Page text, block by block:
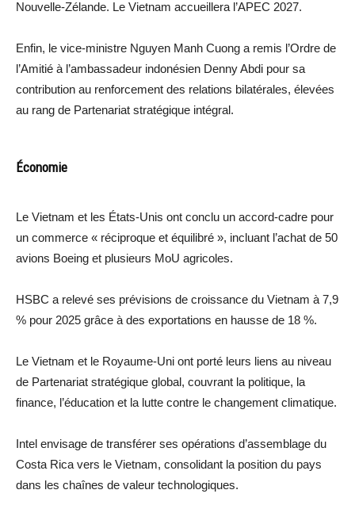
Nouvelle-Zélande. Le Vietnam accueillera l’APEC 2027.
Enfin, le vice-ministre Nguyen Manh Cuong a remis l’Ordre de
l’Amitié à l’ambassadeur indonésien Denny Abdi pour sa
contribution au renforcement des relations bilatérales, élevées
au rang de Partenariat stratégique intégral.
Économie
Le Vietnam et les États-Unis ont conclu un accord-cadre pour
un commerce « réciproque et équilibré », incluant l’achat de 50
avions Boeing et plusieurs MoU agricoles.
HSBC a relevé ses prévisions de croissance du Vietnam à 7,9
% pour 2025 grâce à des exportations en hausse de 18 %.
Le Vietnam et le Royaume-Uni ont porté leurs liens au niveau
de Partenariat stratégique global, couvrant la politique, la
finance, l’éducation et la lutte contre le changement climatique.
Intel envisage de transférer ses opérations d’assemblage du
Costa Rica vers le Vietnam, consolidant la position du pays
dans les chaînes de valeur technologiques.